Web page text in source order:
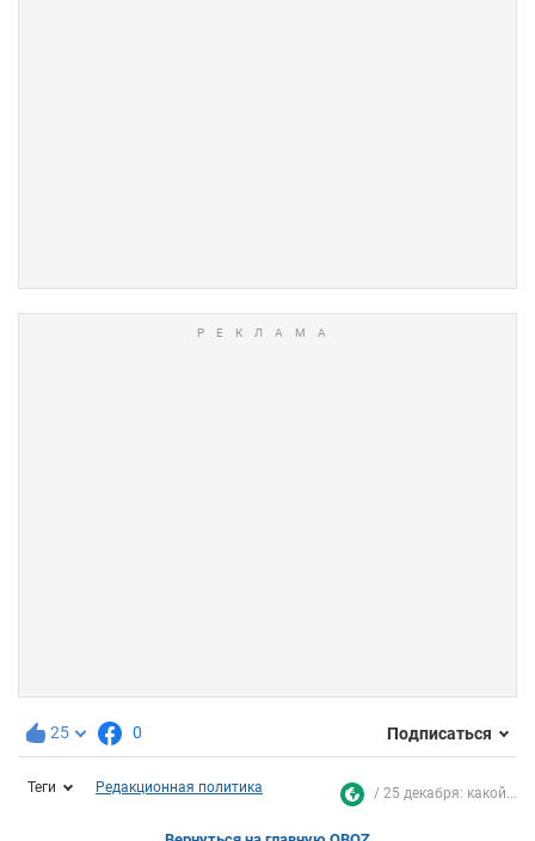
25 0 Подписаться
Теги Редакционная политика 25 декабря: какой...